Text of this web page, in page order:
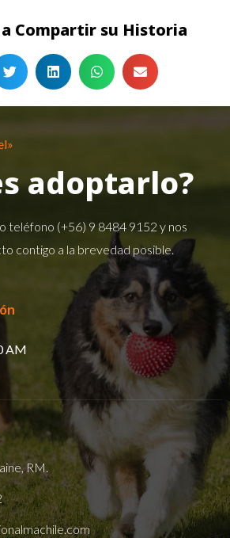
Compartir su Historia
adoptarlo?
teléfono (+56) 9 8484 9152 y nos
contigo a la brevedad posible.
AM
RM.